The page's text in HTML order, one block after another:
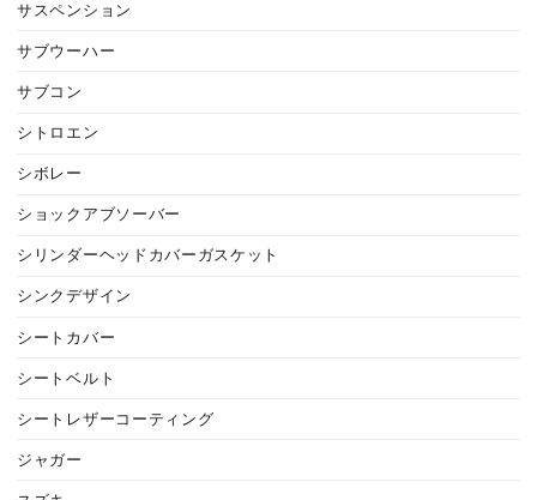
サスペンション
サブウーハー
サブコン
シトロエン
シボレー
ショックアブソーバー
シリンダーヘッドカバーガスケット
シンクデザイン
シートカバー
シートベルト
シートレザーコーティング
ジャガー